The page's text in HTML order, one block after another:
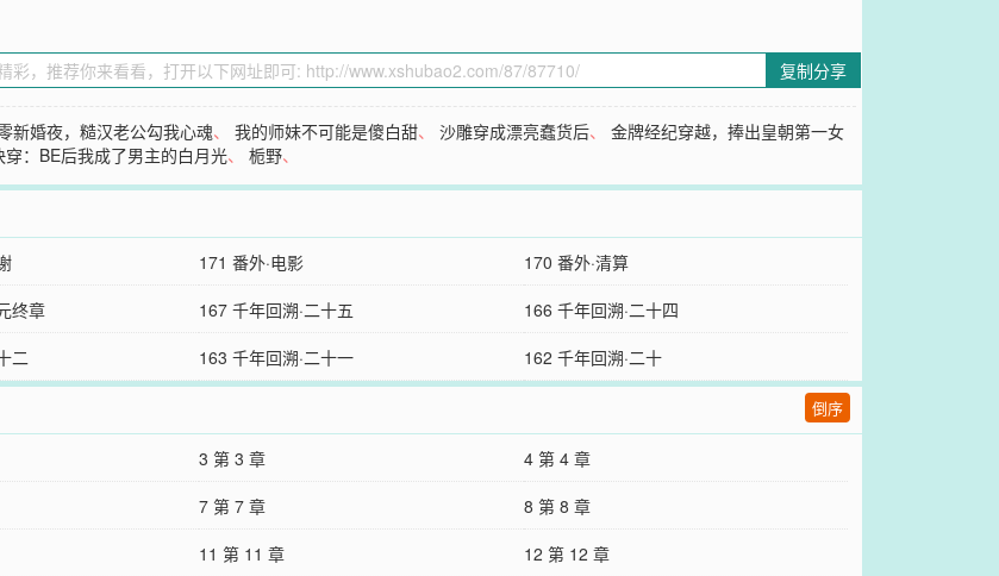
复制分享
新婚夜，糙汉老公勾我心魂、我的师妹不可能是傻白甜、沙雕穿成漂亮蠢货后、金牌经纪穿越，捧出皇朝第一女
穿：BE后我成了男主的白月光、栀野、
171 番外·电影
170 番外·清算
终章 167 千年回溯·二十五
166 千年回溯·二十四
二 163 千年回溯·二十一 162 千年回溯·二十
倒序
3 第 3 章
4 第 4 章
7 第 7 章
8 第 8 章
11 第 11 章
12 第 12 章